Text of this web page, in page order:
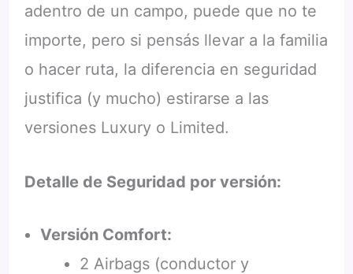
adentro de un campo, puede que no te
importe, pero si pensás llevar a la familia
o hacer ruta, la diferencia en seguridad
justifica (y mucho) estirarse a las
versiones Luxury o Limited.
Detalle de Seguridad por versión:
Versión Comfort:
2 Airbags (conductor y